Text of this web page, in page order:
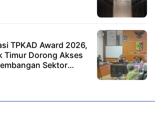
TPKAD Award 2026,
Timur Dorong Akses
Sektor